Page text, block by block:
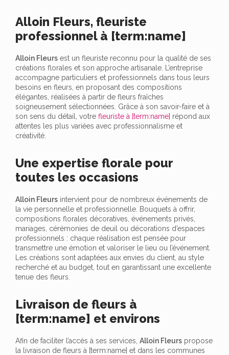
Alloin Fleurs, fleuriste
professionnel à [term:name]
Alloin Fleurs est un fleuriste reconnu pour la qualité de ses
créations florales et son approche artisanale. L’entreprise
accompagne particuliers et professionnels dans tous leurs
besoins en fleurs, en proposant des compositions
élégantes, réalisées à partir de fleurs fraîches
soigneusement sélectionnées. Grâce à son savoir-faire et à
son sens du détail, votre fleuriste à [term:name] répond aux
attentes les plus variées avec professionnalisme et
créativité.
Une expertise florale pour
toutes les occasions
Alloin Fleurs intervient pour de nombreux événements de
la vie personnelle et professionnelle. Bouquets à offrir,
compositions florales décoratives, événements privés,
mariages, cérémonies de deuil ou décorations d’espaces
professionnels : chaque réalisation est pensée pour
transmettre une émotion et valoriser le lieu ou l’événement.
Les créations sont adaptées aux envies du client, au style
recherché et au budget, tout en garantissant une excellente
tenue des fleurs.
Livraison de fleurs à
[term:name] et environs
Afin de faciliter l’accès à ses services, Alloin Fleurs propose
la livraison de fleurs à [term:name] et dans les communes